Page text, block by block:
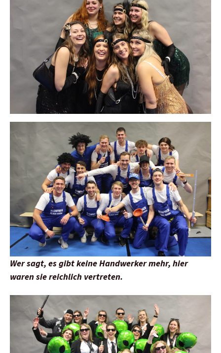
Wer sagt, es gibt keine Handwerker mehr, hier
waren sie reichlich vertreten.